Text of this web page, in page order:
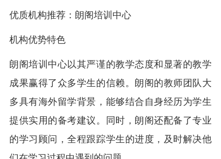
优质机构推荐：朗阁培训中心
机构优势特色
朗阁培训中心以其严谨的教学态度和显著的教学
成果赢得了众多学生的信赖。朗阁的教师团队大
多具有海外留学背景，能够结合自身经历为学生
提供实用的备考建议。同时，朗阁还配备了专业
的学习顾问，全程跟踪学生的进度，及时解决他